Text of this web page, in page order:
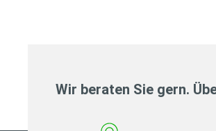
Wir beraten Sie gern.